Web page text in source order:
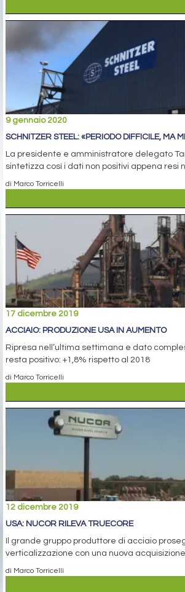
9 gennaio 2020
SCHNITZER STEEL: «PERIODO DIFFICILE, MA
La presidente e amministratore delegato
sintetizza così i dati non positivi appena resi
di Marco Torricelli
17 dicembre 2019
ACCIAIO: PRODUZIONE USA IN AUMENTO
Ripresa nell’ultima settimana e dato
resta positivo: +1,8% rispetto al 2018
di Marco Torricelli
12 dicembre 2019
USA: NUCOR RILEVA TRUECORE
Il grande gruppo produttore di acciaio
verticalizzazione con una nuova acquisizione
di Marco Torricelli